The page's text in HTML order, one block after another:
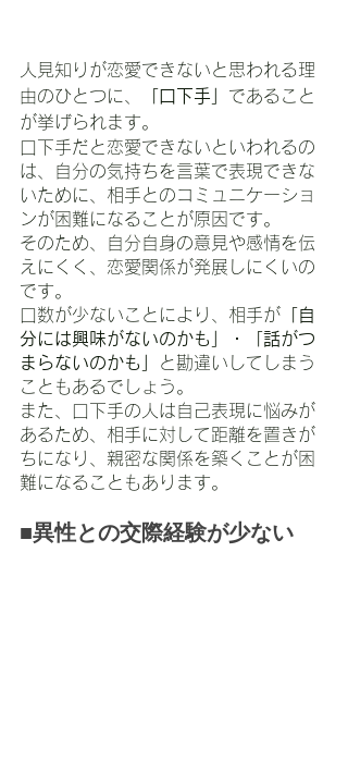
人見知りが恋愛できないと思われる理
由のひとつに、
「口下手」 であること
が挙げられます。
口下手だと恋愛できないといわれるの
は、自分の気持ちを言葉で表現できな
いために、相手とのコミュニケーショ
ンが困難になることが原因です。
そのため、自分自身の意見や感情を伝
えにくく、恋愛関係が発展しにくいの
です。
口数が少ないことにより、相手が 「自
分には興味がないのかも」・「話がつ
まらないのかも」
と勘違いしてしまう
こともあるでしょう。
また、口下手の人は自己表現に悩みが
あるため、相手に対して距離を置きが
ちになり、親密な関係を築くことが困
難になることもあります。
■異性との交際経験が少ない